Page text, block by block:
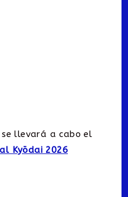
llevará a cabo el
Kyōdai 2026